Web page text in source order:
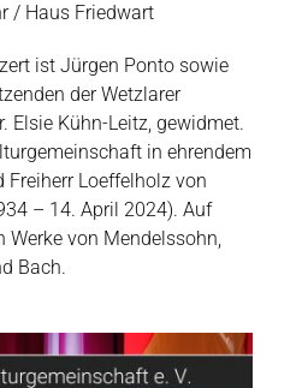
/ Haus Friedwart
ist Jürgen Ponto sowie
der Wetzlarer
Elsie Kühn-Leitz, gewidmet.
in ehrendem
Freiherr Loeffelholz von
– 14. April 2024). Auf
Werke von Mendelssohn,
Bach.